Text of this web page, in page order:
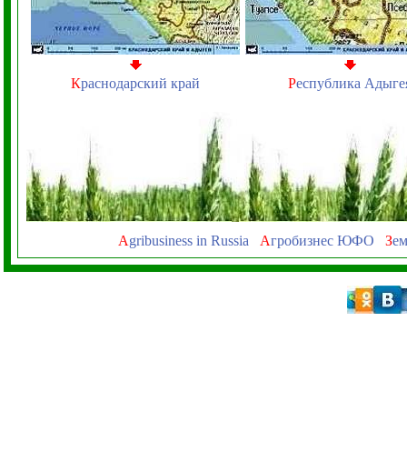
Краснодарский край Республика
Agribusiness in Russia Агробизнес ЮФО З